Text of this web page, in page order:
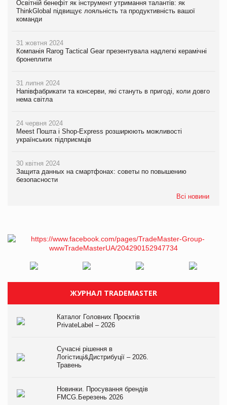
Освітній бенефіт як інструмент утримання талантів: як
ThinkGlobal підвищує лояльність та продуктивність вашої
команди
31 жовтня 2024
Компанія Rarog Tactical Gear презентувала надлегкі керамічні
бронеплити
31 липня 2024
Напівфабрикати та консерви, які стануть в пригоді, коли довго
нема світла
24 червня 2024
Meest Пошта і Shop-Express розширюють можливості
українських підприємців
30 квітня 2024
Защита данных на смартфонах: советы по повышению
безопасности
Всі новини
ЖУРНАЛ TRADEMASTER
Каталог Головних Проєктів
PrivateLabel – 2026
Сучасні рішення в
Логістиці&Дистрибуції – 2026.
Травень
Новинки. Просування брендів
FMCG.Березень 2026